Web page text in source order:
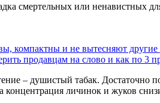
смертельных или ненавистных
компактны и не вытесняют другие
продавцам на слово и как по 3
– душистый табак. Достаточно
концентрация личинок и жуков